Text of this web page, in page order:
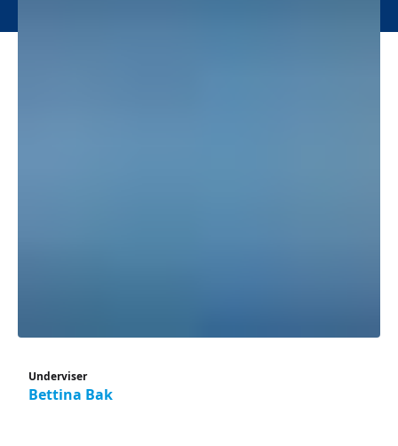
Underviser
Bettina Bak